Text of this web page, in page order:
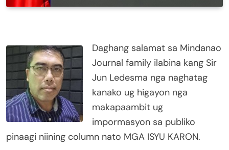
Daghang salamat sa Mindanao
Journal family ilabina kang Sir
Jun Ledesma nga naghatag
kanako ug higayon nga
makapaambit ug
impormasyon sa publiko
pinaagi niining column nato MGA ISYU KARON.